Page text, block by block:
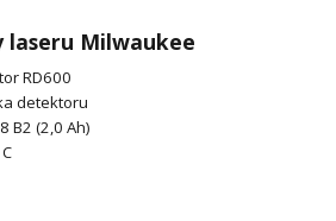
laseru Milwaukee
RD600
detektoru
B2 (2,0 Ah)